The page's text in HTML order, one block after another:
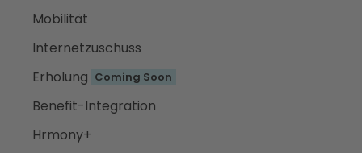
Mobilität
Internetzuschuss
Erholung Coming Soon
Benefit-Integration
Hrmony+